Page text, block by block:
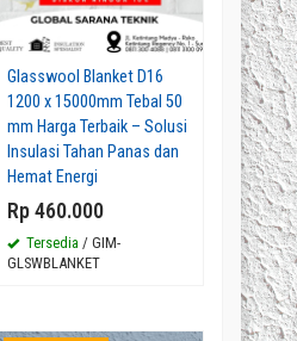
Glasswool Blanket D16
1200 x 15000mm Tebal 50
mm Harga Terbaik – Solusi
Insulasi Tahan Panas dan
Hemat Energi
Rp 460.000
Tersedia / GIM-
GLSWBLANKET
25mm
–